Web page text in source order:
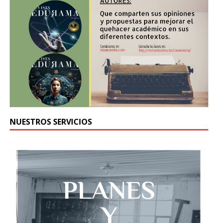
NUESTROS SERVICIOS